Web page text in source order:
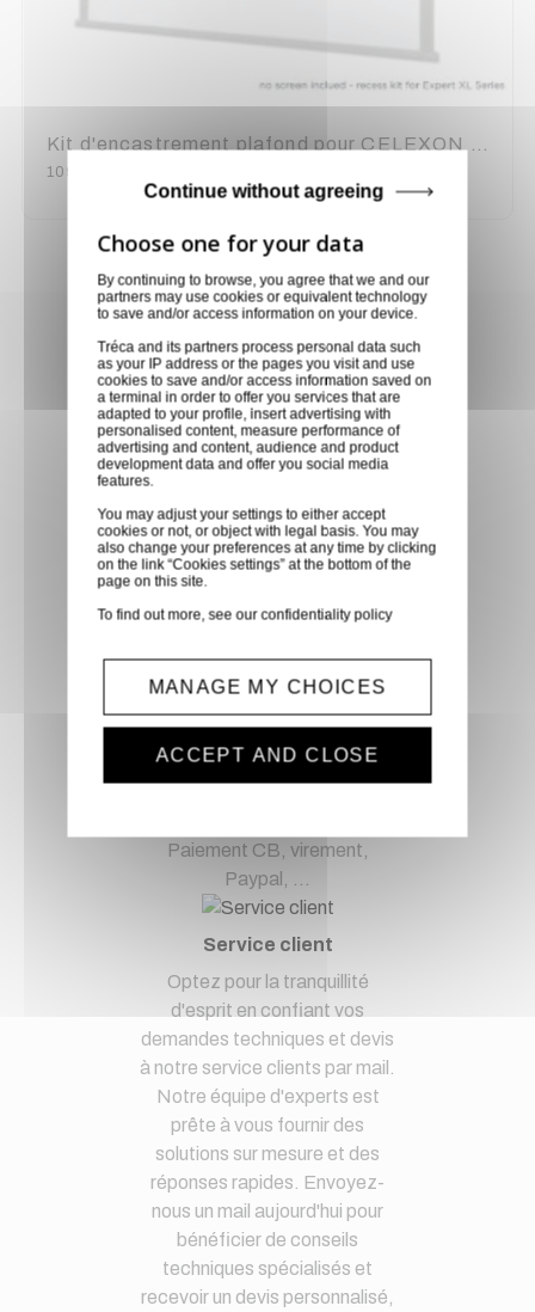
1090212
Achetez en toute confiance
Notre équipe est à votre service depuis 20 ans.
Retirer vos produits
directement en magasin ou
faites vous livrer chez vous ou
France métropolitaine et en
Europe entre 24h et 48h après
mise à disposition des produits
à notre transporteur.
Paiement CB, virement,
Paypal, ...
Service client
Optez pour la tranquillité
d'esprit en confiant vos
demandes techniques et devis
à notre service clients par mail.
Notre équipe d'experts est
prête à vous fournir des
solutions sur mesure et des
réponses rapides. Envoyez-
nous un mail aujourd'hui pour
bénéficier de conseils
techniques spécialisés et
recevoir un devis personnalisé,
By continuing to browse, you agree that we and our
partners may use cookies or equivalent technology
to save and/or access information on your device.
Tréca and its partners process personal data such
as your IP address or the pages you visit and use
cookies to save and/or access information saved on
a terminal in order to offer you services that are
adapted to your profile, insert advertising with
personalised content, measure performance of
advertising and content, audience and product
development data and offer you social media
features.
You may adjust your settings to either accept
cookies or not, or object with legal basis. You may
also change your preferences at any time by clicking
on the link “Cookies settings” at the bottom of the
page on this site.
To find out more, see ourconfidentiality policy
Continue without agreeing
MANAGE MY CHOICES
ACCEPT AND CLOSE